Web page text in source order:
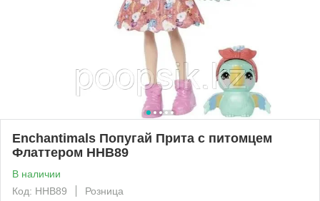
Enchantimals Попугай Прита с питомцем
Флаттером HHB89
В наличии
Код: HHB89
Розница